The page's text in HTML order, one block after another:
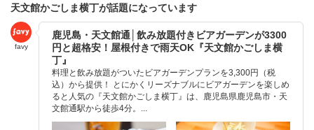
天文館かごしま横丁が話題になっています
favy
鹿児島・天文館通│飲み放題付きビアガーデンが3300
円と超格安！屋根付きで雨天OK『天文館かごしま横
丁』
料理と飲み放題がついたビアガーデンプランを3,300円（税
込）から提供！ とにかくリーズナブルにビアガーデンを楽しめ
ると人気の『天文館かごしま横丁』は、鹿児島県鹿児島市・天
文館通駅から徒歩4分。...